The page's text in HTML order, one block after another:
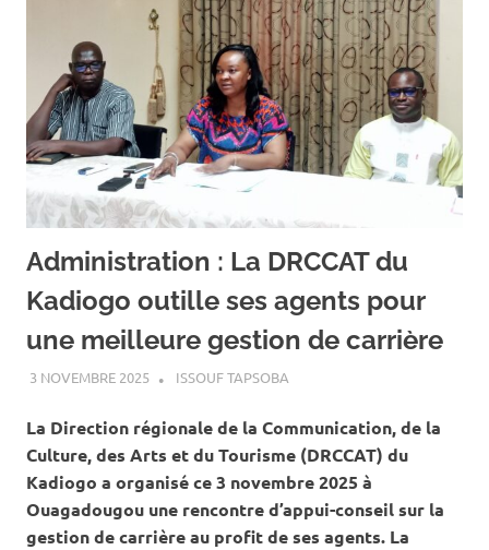
Administration : La DRCCAT du
Kadiogo outille ses agents pour
une meilleure gestion de carrière
3 NOVEMBRE 2025 ISSOUF TAPSOBA
La Direction régionale de la Communication, de la
Culture, des Arts et du Tourisme (DRCCAT) du
Kadiogo a organisé ce 3 novembre 2025 à
Ouagadougou une rencontre d’appui-conseil sur la
gestion de carrière au profit de ses agents. La